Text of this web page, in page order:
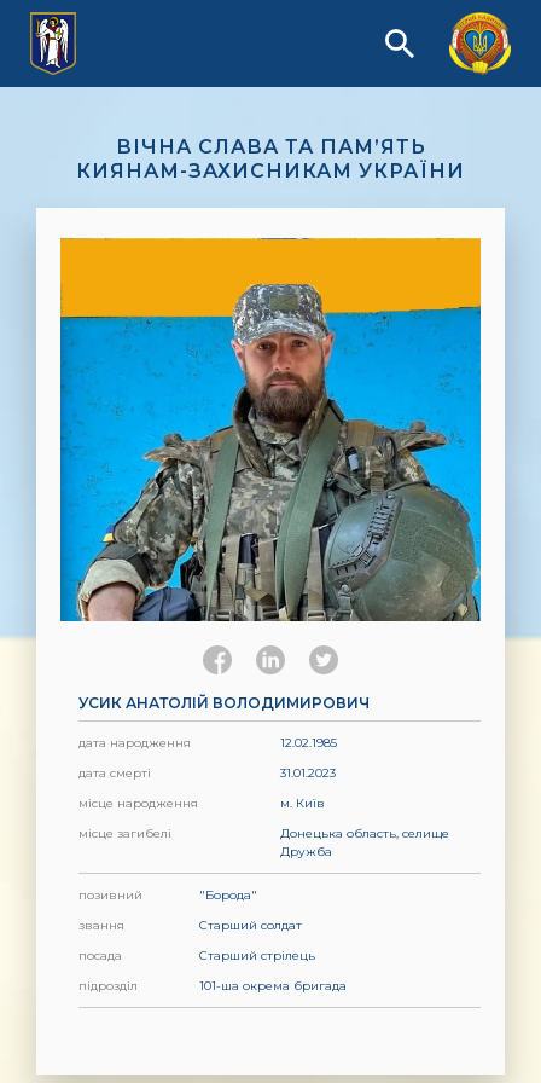
ВІЧНА СЛАВА ТА ПАМ’ЯТЬ
КИЯНАМ-ЗАХИСНИКАМ УКРАЇНИ
УСИК АНАТОЛІЙ ВОЛОДИМИРОВИЧ
дата народження
12.02.1985
дата смерті
31.01.2023
місце народження
м. Київ
місце загибелі
Донецька область, селище
Дружба
позивний
"Борода"
звання
Старший солдат
посада
Старший стрілець
підрозділ
101-ша окрема бригада